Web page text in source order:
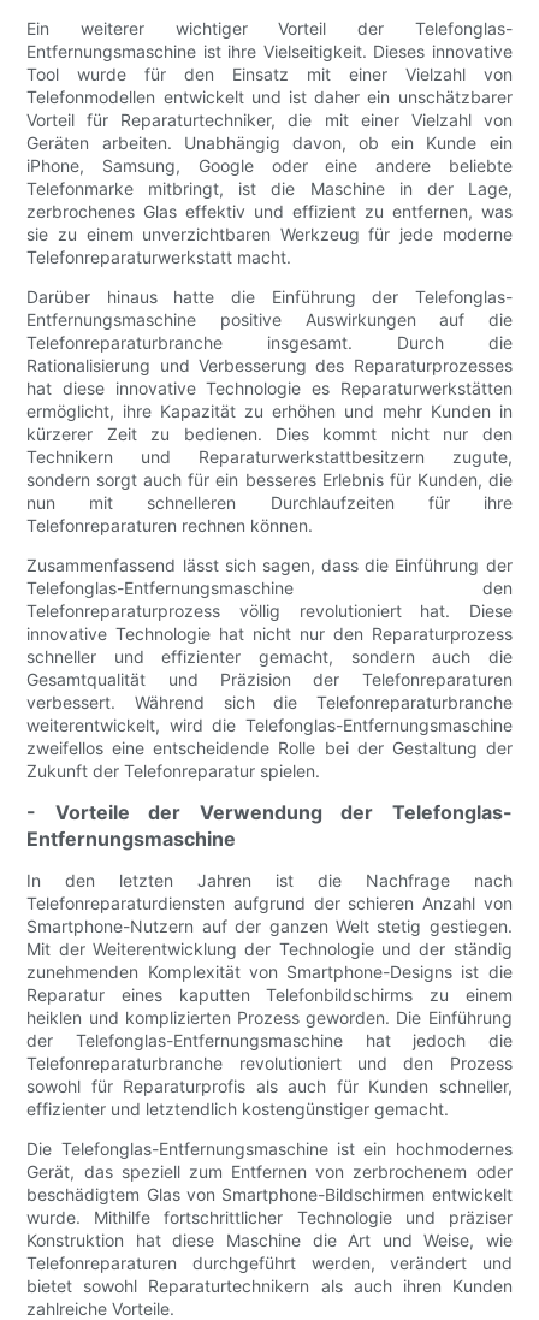
Ein weiterer wichtiger Vorteil der Telefonglas-
Entfernungsmaschine ist ihre Vielseitigkeit. Dieses innovative
Tool wurde für den Einsatz mit einer Vielzahl von
Telefonmodellen entwickelt und ist daher ein unschätzbarer
Vorteil für Reparaturtechniker, die mit einer Vielzahl von
Geräten arbeiten. Unabhängig davon, ob ein Kunde ein
iPhone, Samsung, Google oder eine andere beliebte
Telefonmarke mitbringt, ist die Maschine in der Lage,
zerbrochenes Glas effektiv und effizient zu entfernen, was
sie zu einem unverzichtbaren Werkzeug für jede moderne
Telefonreparaturwerkstatt macht.
Darüber hinaus hatte die Einführung der Telefonglas-
Entfernungsmaschine positive Auswirkungen auf die
Telefonreparaturbranche insgesamt. Durch die
Rationalisierung und Verbesserung des Reparaturprozesses
hat diese innovative Technologie es Reparaturwerkstätten
ermöglicht, ihre Kapazität zu erhöhen und mehr Kunden in
kürzerer Zeit zu bedienen. Dies kommt nicht nur den
Technikern und Reparaturwerkstattbesitzern zugute,
sondern sorgt auch für ein besseres Erlebnis für Kunden, die
nun mit schnelleren Durchlaufzeiten für ihre
Telefonreparaturen rechnen können.
Zusammenfassend lässt sich sagen, dass die Einführung der
Telefonglas-Entfernungsmaschine den
Telefonreparaturprozess völlig revolutioniert hat. Diese
innovative Technologie hat nicht nur den Reparaturprozess
schneller und effizienter gemacht, sondern auch die
Gesamtqualität und Präzision der Telefonreparaturen
verbessert. Während sich die Telefonreparaturbranche
weiterentwickelt, wird die Telefonglas-Entfernungsmaschine
zweifellos eine entscheidende Rolle bei der Gestaltung der
Zukunft der Telefonreparatur spielen.
- Vorteile der Verwendung der Telefonglas-
Entfernungsmaschine
In den letzten Jahren ist die Nachfrage nach
Telefonreparaturdiensten aufgrund der schieren Anzahl von
Smartphone-Nutzern auf der ganzen Welt stetig gestiegen.
Mit der Weiterentwicklung der Technologie und der ständig
zunehmenden Komplexität von Smartphone-Designs ist die
Reparatur eines kaputten Telefonbildschirms zu einem
heiklen und komplizierten Prozess geworden. Die Einführung
der Telefonglas-Entfernungsmaschine hat jedoch die
Telefonreparaturbranche revolutioniert und den Prozess
sowohl für Reparaturprofis als auch für Kunden schneller,
effizienter und letztendlich kostengünstiger gemacht.
Die Telefonglas-Entfernungsmaschine ist ein hochmodernes
Gerät, das speziell zum Entfernen von zerbrochenem oder
beschädigtem Glas von Smartphone-Bildschirmen entwickelt
wurde. Mithilfe fortschrittlicher Technologie und präziser
Konstruktion hat diese Maschine die Art und Weise, wie
Telefonreparaturen durchgeführt werden, verändert und
bietet sowohl Reparaturtechnikern als auch ihren Kunden
zahlreiche Vorteile.